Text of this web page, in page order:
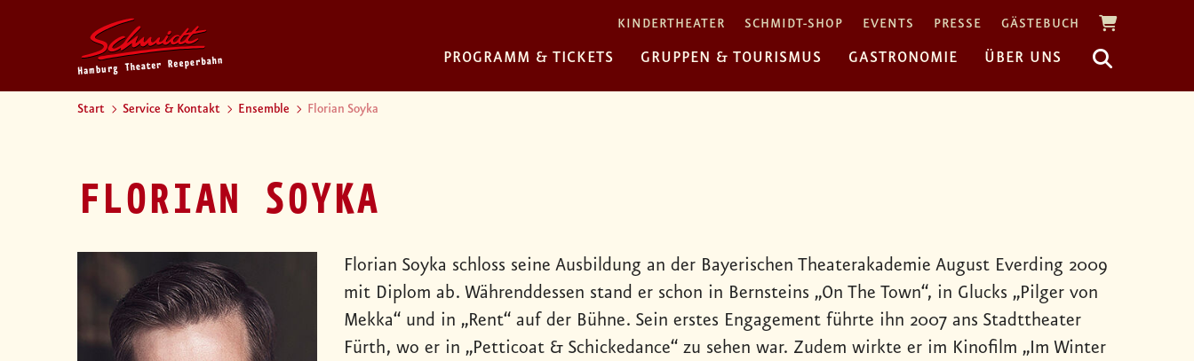
KINDERTHEATER SCHMIDT-SHOP EVENTS PRESSE GÄSTEBUCH
PROGRAMM & TICKETS GRUPPEN & TOURISMUS GASTRONOMIE ÜBER UNS
Start Service & Kontakt Ensemble Florian Soyka
FLORIAN SOYKA
Florian Soyka schloss seine Ausbildung an der Bayerischen Theaterakademie August Everding 2009
mit Diplom ab. Währenddessen stand er schon in Bernsteins „On The Town“, in Glucks „Pilger von
Mekka“ und in „Rent“ auf der Bühne. Sein erstes Engagement führte ihn 2007 ans Stadttheater
Fürth, wo er in „Petticoat & Schickedance“ zu sehen war. Zudem wirkte er im Kinofilm „Im Winter